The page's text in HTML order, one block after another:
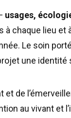
usages,
chaque lieu et
Le soin
une identité
et de
au vivant et